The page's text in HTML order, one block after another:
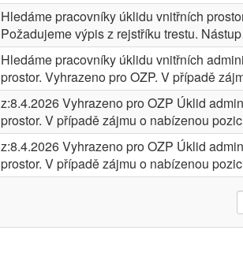
Hledáme pracovníky úklidu vnitřních
Požadujeme výpis z rejstříku trestu.
Hledáme pracovníky úklidu vnitřních
prostor. Vyhrazeno pro OZP. V případě
z:8.4.2026 Vyhrazeno pro OZP Úklid
prostor. V případě zájmu o nabízenou
z:8.4.2026 Vyhrazeno pro OZP Úklid
prostor. V případě zájmu o nabízenou